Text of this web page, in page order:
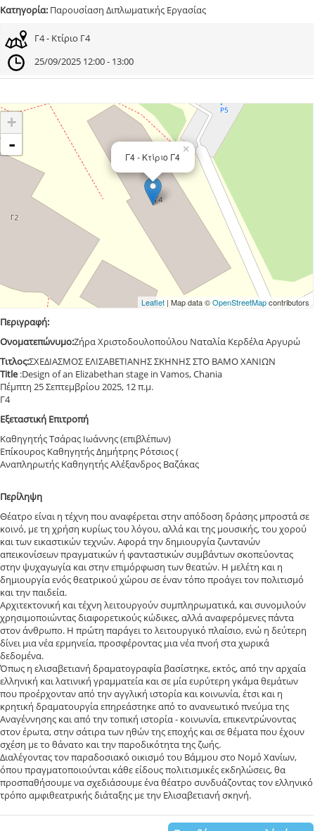
Κατηγορία: Παρουσίαση Διπλωματικής Εργασίας
Γ4 - Κτίριο Γ4
25/09/2025 12:00 - 13:00
×
Γ4 - Κτίριο Γ4
+
-
Leaflet| Map data ©OpenStreetMapcontributors
Περιγραφή:
Ονοματεπώνυμο:Ζήρα Χριστοδουλοπούλου Ναταλία Κερδέλα Αργυρώ
Τιτλος:ΣΧΕΔΙΑΣΜΟΣ ΕΛΙΣΑΒΕΤΙΑΝΗΣ ΣΚΗΝΗΣ ΣΤΟ ΒΑΜΟ ΧΑΝΙΩΝ
Title:Design of an Elizabethan stage in Vamos, Chania
Πέμπτη 25 Σεπτεμβρίου 2025, 12 π.μ.
Γ4
Εξεταστική Επιτροπή
Καθηγητής Τσάρας Ιωάννης (επιβλέπων)
Επίκουρος Καθηγητής Δημήτρης Ρότσιος (
Αναπληρωτής Καθηγητής Αλέξανδρος Βαζάκας
Περίληψη
Θέατρο είναι η τέχνη που αναφέρεται στην απόδοση δράσης μπροστά σε
κοινό, με τη χρήση κυρίως του λόγου, αλλά και της μουσικής, του χορού
και των εικαστικών τεχνών. Αφορά την δημιουργία ζωντανών
απεικονίσεων πραγματικών ή φανταστικών συμβάντων σκοπεύοντας
στην ψυχαγωγία και στην επιμόρφωση των θεατών. Η μελέτη και η
δημιουργία ενός θεατρικού χώρου σε έναν τόπο προάγει τον πολιτισμό
και την παιδεία.
Αρχιτεκτονική και τέχνη λειτουργούν συμπληρωματικά, και συνομιλούν
χρησιμοποιώντας διαφορετικούς κώδικες, αλλά αναφερόμενες πάντα
στον άνθρωπο. Η πρώτη παράγει το λειτουργικό πλαίσιο, ενώ η δεύτερη
δίνει μια νέα ερμηνεία, προσφέροντας μια νέα πνοή στα χωρικά
δεδομένα.
Όπως η ελισαβετιανή δραματογραφία βασίστηκε, εκτός, από την αρχαία
ελληνική και λατινική γραμματεία και σε μία ευρύτερη γκάμα θεμάτων
που προέρχονταν από την αγγλική ιστορία και κοινωνία, έτσι και η
κρητική δραματουργία επηρεάστηκε από το ανανεωτικό πνεύμα της
Αναγέννησης και από την τοπική ιστορία - κοινωνία, επικεντρώνοντας
στον έρωτα, στην σάτιρα των ηθών της εποχής και σε θέματα που έχουν
σχέση με το θάνατο και την παροδικότητα της ζωής.
Διαλέγοντας τον παραδοσιακό οικισμό του Βάμμου στο Νομό Χανίων,
όπου πραγματοποιούνται κάθε είδους πολιτισμικές εκδηλώσεις, θα
προσπαθήσουμε να σχεδιάσουμε ένα θέατρο συνδυάζοντας τον ελληνικό
τρόπο αμφιθεατρικής διάταξης με την Ελισαβετιανή σκηνή.